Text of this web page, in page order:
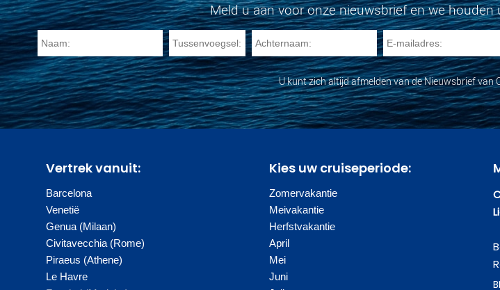
Meld u aan voor onze nieuwsbrief en we
U kunt zich altijd afmelden van de Nieuwsbrief van
Vertrek vanuit:
Barcelona
Venetië
Genua (Milaan)
Civitavecchia (Rome)
Piraeus (Athene)
Le Havre
Kies uw cruiseperiode:
Zomervakantie
Meivakantie
Herfstvakantie
April
Mei
Juni